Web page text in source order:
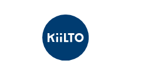
Kiilto Poland